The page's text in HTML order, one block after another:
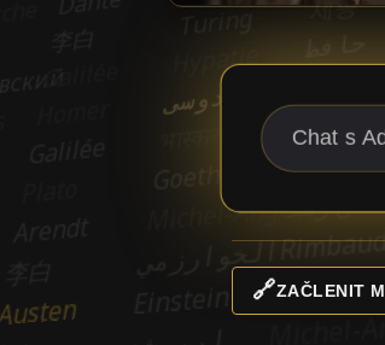
🔗ZAČLENIT